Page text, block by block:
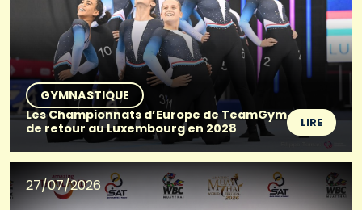
GYMNASTIQUE
Les Championnats d’Europe de TeamGym
de retour au Luxembourg en 2028
LIRE
27/07/2026